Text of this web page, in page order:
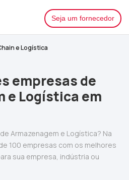
Seja um fornecedor
e Logística
empresas de
e Logística em
Armazenagem e Logística? Na
100 empresas com os melhores
sua empresa, indústria ou